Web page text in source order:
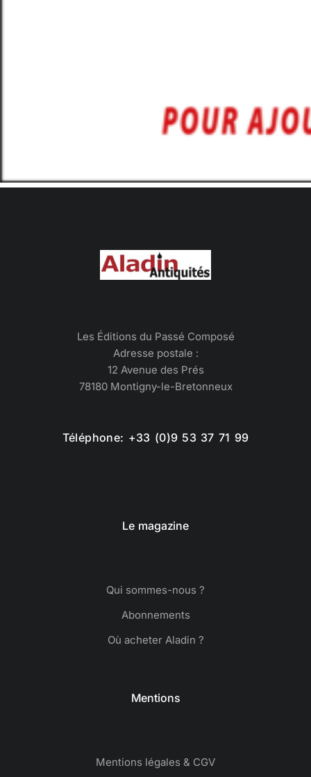
Les Éditions du Passé Composé
Adresse postale :
12 Avenue des Prés
78180 Montigny-le-Bretonneux
Téléphone: +33 (0)9 53 37 71 99
Le magazine
Qui sommes-nous ?
Abonnements
Où acheter Aladin ?
Mentions
Mentions légales & CGV